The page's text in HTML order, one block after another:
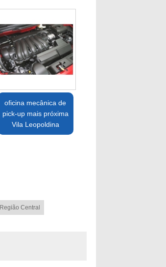
oficina mecânica de
pick-up mais próxima
Vila Leopoldina
Região Central